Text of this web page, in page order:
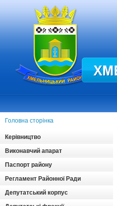
Головна сторінка
Керівництво
Виконавчий апарат
Паспорт району
Регламент Районної Ради
Депутатський корпус